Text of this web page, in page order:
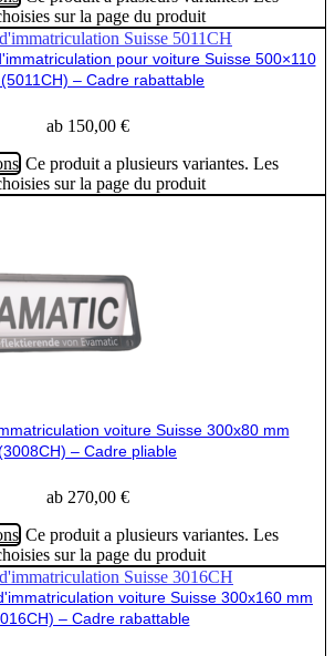
sur la page du produit
pour voiture Suisse 500×110
– Cadre rabattable
ab 150,00 €
Ce produit a plusieurs variantes. Les
sur la page du produit
voiture Suisse 300x80 mm
– Cadre pliable
ab 270,00 €
Ce produit a plusieurs variantes. Les
sur la page du produit
voiture Suisse 300x160 mm
– Cadre rabattable